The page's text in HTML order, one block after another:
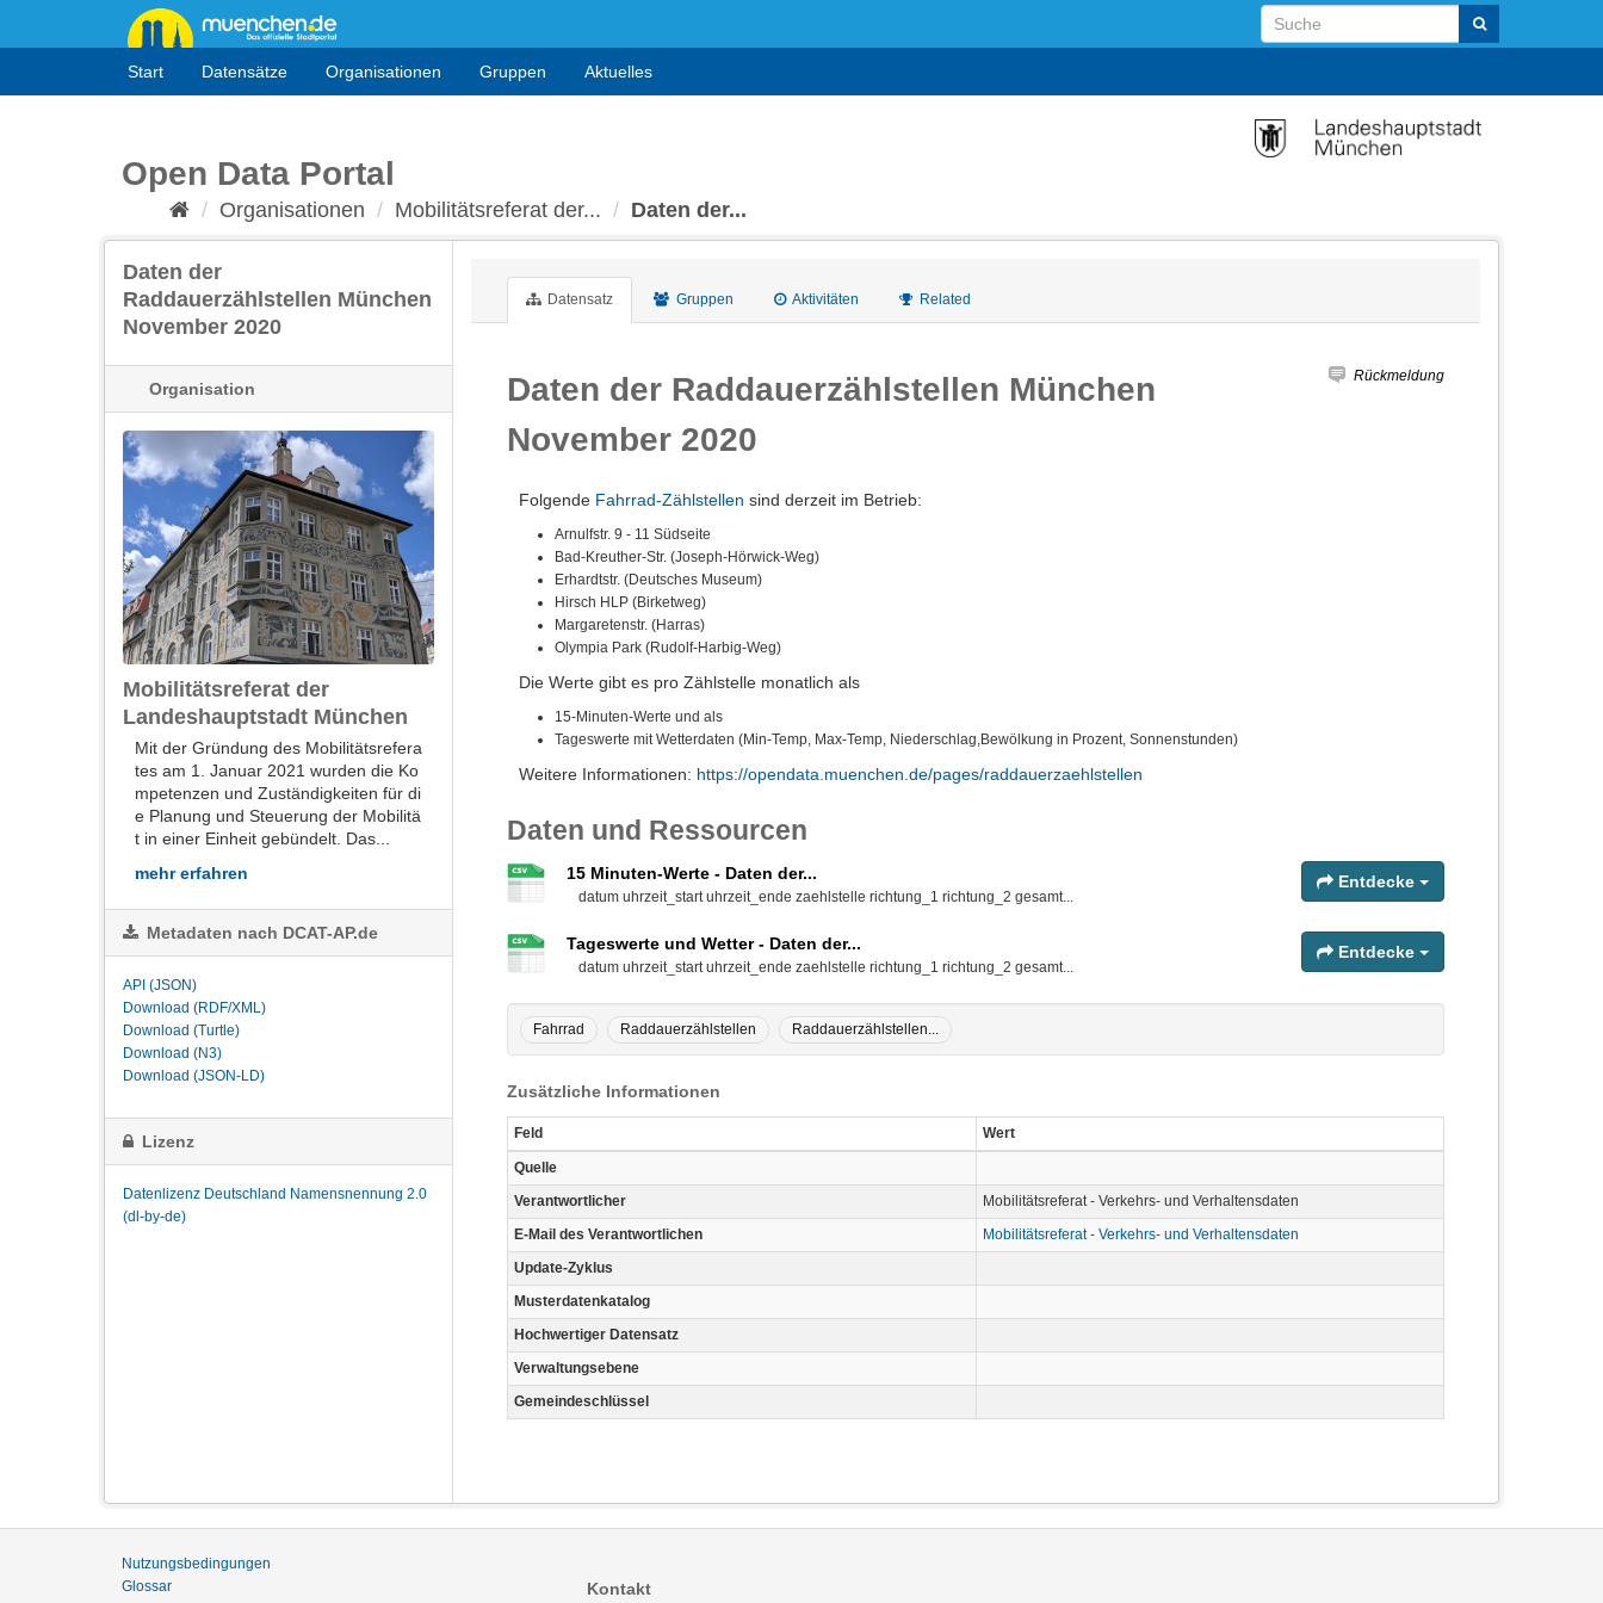
Start Datensätze Organisationen Gruppen Aktuelles
Open Data Portal
Organisationen Mobilitätsreferat der... Daten der...
Daten der
Raddauerzählstellen München
November 2020
Organisation
Mobilitätsreferat der
Landeshauptstadt München
Mit der Gründung des Mobilitätsrefera
tes am 1. Januar 2021 wurden die Ko
mpetenzen und Zuständigkeiten für di
e Planung und Steuerung der Mobilitä
t in einer Einheit gebündelt. Das...
mehr erfahren
Metadaten nach DCAT-AP.de
API (JSON)
Download (RDF/XML)
Download (Turtle)
Download (N3)
Download (JSON-LD)
Lizenz
Datenlizenz Deutschland Namensnennung 2.0
(dl-by-de)
Datensatz Gruppen Aktivitäten Related
Rückmeldung
Daten der Raddauerzählstellen München
November 2020
Folgende Fahrrad-Zählstellen sind derzeit im Betrieb:
Arnulfstr. 9 - 11 Südseite
Bad-Kreuther-Str. (Joseph-Hörwick-Weg)
Erhardtstr. (Deutsches Museum)
Hirsch HLP (Birketweg)
Margaretenstr. (Harras)
Olympia Park (Rudolf-Harbig-Weg)
Die Werte gibt es pro Zählstelle monatlich als
15-Minuten-Werte und als
Tageswerte mit Wetterdaten (Min-Temp, Max-Temp, Niederschlag,Bewölkung in Prozent, Sonnenstunden)
Weitere Informationen: https://opendata.muenchen.de/pages/raddauerzaehlstellen
Daten und Ressourcen
15 Minuten-Werte - Daten der...
datum uhrzeit_start uhrzeit_ende zaehlstelle richtung_1 richtung_2 gesamt...
Entdecke
Tageswerte und Wetter - Daten der...
datum uhrzeit_start uhrzeit_ende zaehlstelle richtung_1 richtung_2 gesamt...
Entdecke
Fahrrad Raddauerzählstellen Raddauerzählstellen...
Zusätzliche Informationen
Feld Wert
Quelle
Verantwortlicher
Mobilitätsreferat - Verkehrs- und Verhaltensdaten
E-Mail des Verantwortlichen
Mobilitätsreferat - Verkehrs- und Verhaltensdaten
Update-Zyklus
Musterdatenkatalog
Hochwertiger Datensatz
Verwaltungsebene
Gemeindeschlüssel
Nutzungsbedingungen
Glossar
Kontakt